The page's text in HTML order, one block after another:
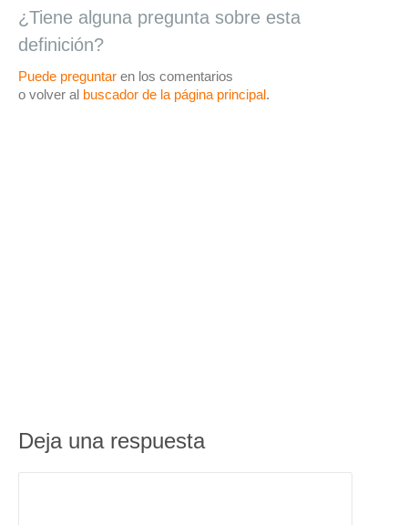
¿Tiene alguna pregunta sobre esta
definición?
Puede preguntar en los comentarios
o volver al buscador de la página principal.
Deja una respuesta